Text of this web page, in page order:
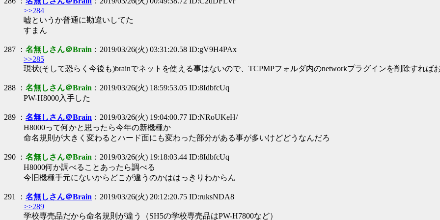
>>284
嘘というか普通に勘違いしてた
すまん
287 ： 名無しさん＠Brain ：2019/03/26(火) 03:31:20.58 ID:gV9H4PAx
>>285
現状(そして恐らく今後も)brainでネットを使える事はないので、TCPMPフォルダ内のnetworkプラグインを削除すれば
288 ： 名無しさん＠Brain ：2019/03/26(火) 18:59:53.05 ID:8IdbfcUq
PW-H8000入手した
289 ： 名無しさん＠Brain ：2019/03/26(火) 19:04:00.77 ID:NRoUKeH/
H8000って何かと思ったら今年の新機種か
命名規則が大きく変わるとハード面にも変わった部分がある事が多いけどどうなんだろ
290 ： 名無しさん＠Brain ：2019/03/26(火) 19:18:03.44 ID:8IdbfcUq
H8000何か調べることあったら調べる
今旧機種手元にないからどこが違うのかははっきりわからん
291 ： 名無しさん＠Brain ：2019/03/26(火) 20:12:20.75 ID:ruksNDA8
>>289
学校専売品だから命名規則が違う（SH5の学校専売品はPW-H7800など）